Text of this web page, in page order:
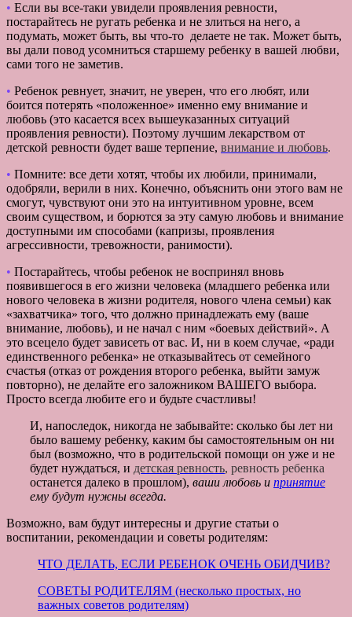
• Если вы все-таки увидели проявления ревности,
постарайтесь не ругать ребенка и не злиться на него, а
подумать, может быть, вы что-то делаете не так. Может быть,
вы дали повод усомниться старшему ребенку в вашей любви,
сами того не заметив.
• Ребенок ревнует, значит, не уверен, что его любят, или
боится потерять «положенное» именно ему внимание и
любовь (это касается всех вышеуказанных ситуаций
проявления ревности). Поэтому лучшим лекарством от
детской ревности будет ваше терпение, внимание и любовь.
• Помните: все дети хотят, чтобы их любили, принимали,
одобряли, верили в них. Конечно, объяснить они этого вам не
смогут, чувствуют они это на интуитивном уровне, всем
своим существом, и борются за эту самую любовь и внимание
доступными им способами (капризы, проявления
агрессивности, тревожности, ранимости).
• Постарайтесь, чтобы ребенок не воспринял вновь
появившегося в его жизни человека (младшего ребенка или
нового человека в жизни родителя, нового члена семьи) как
«захватчика» того, что должно принадлежать ему (ваше
внимание, любовь), и не начал с ним «боевых действий». А
это всецело будет зависеть от вас. И, ни в коем случае, «ради
единственного ребенка» не отказывайтесь от семейного
счастья (отказ от рождения второго ребенка, выйти замуж
повторно), не делайте его заложником ВАШЕГО выбора.
Просто всегда любите его и будьте счастливы!
И, напоследок, никогда не забывайте: сколько бы лет ни
было вашему ребенку, каким бы самостоятельным он ни
был (возможно, что в родительской помощи он уже и не
будет нуждаться, и детская ревность, ревность ребенка
останется далеко в прошлом), ваши любовь и принятие
ему будут нужны всегда.
Возможно, вам будут интересны и другие статьи о
воспитании, рекомендации и советы родителям:
ЧТО ДЕЛАТЬ, ЕСЛИ РЕБЕНОК ОЧЕНЬ ОБИДЧИВ?
СОВЕТЫ РОДИТЕЛЯМ (несколько простых, но
важных советов родителям)